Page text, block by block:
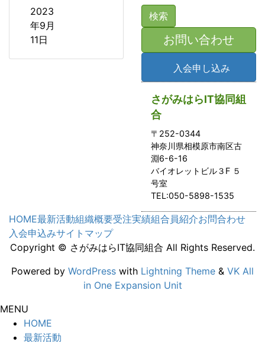
2023
年9月
11日
お問い合わせ
入会申し込み
さがみはらIT協同組
合
〒252-0344
神奈川県相模原市南区古
淵6-6-16
バイオレットビル３F ５
号室
TEL:050-5898-1535
HOME最新活動組織概要受注実績組合員紹介お問合わせ
入会申込みサイトマップ
Copyright © さがみはらIT協同組合 All Rights Reserved.
Powered by WordPress with Lightning Theme & VK All
in One Expansion Unit
MENU
HOME
最新活動